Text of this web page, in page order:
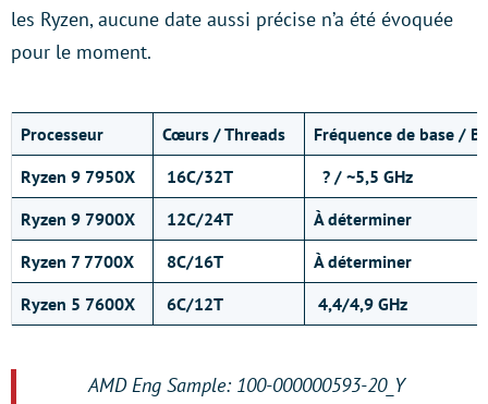
les Ryzen, aucune date aussi précise n’a été évoquée
pour le moment.
Processeur Cœurs / Threads
Fréquence de base /
Ryzen 9 7950X
16C/32T
? / ~5,5 GHz
Ryzen 9 7900X
12C/24T
À déterminer
Ryzen 7 7700X
8C/16T
À déterminer
Ryzen 5 7600X
6C/12T 4,4/4,9 GHz
AMD Eng Sample: 100-000000593-20_Y